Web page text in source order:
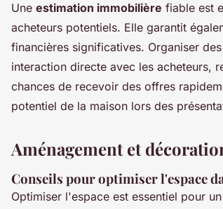
Une estimation immobilière fiable est
acheteurs potentiels. Elle garantit
financières significatives. Organiser des
interaction directe avec les acheteurs,
chances de recevoir des offres
potentiel de la maison lors des
Aménagement et
Conseils pour optimiser l'espace
Optimiser l'espace est essentiel pour un